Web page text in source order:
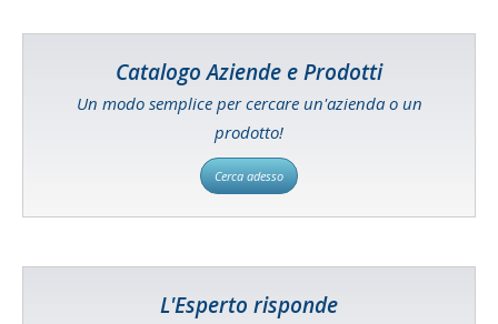
Catalogo Aziende e Prodotti
Un modo semplice per cercare un'azienda o un
prodotto!
Cerca adesso
L'Esperto risponde